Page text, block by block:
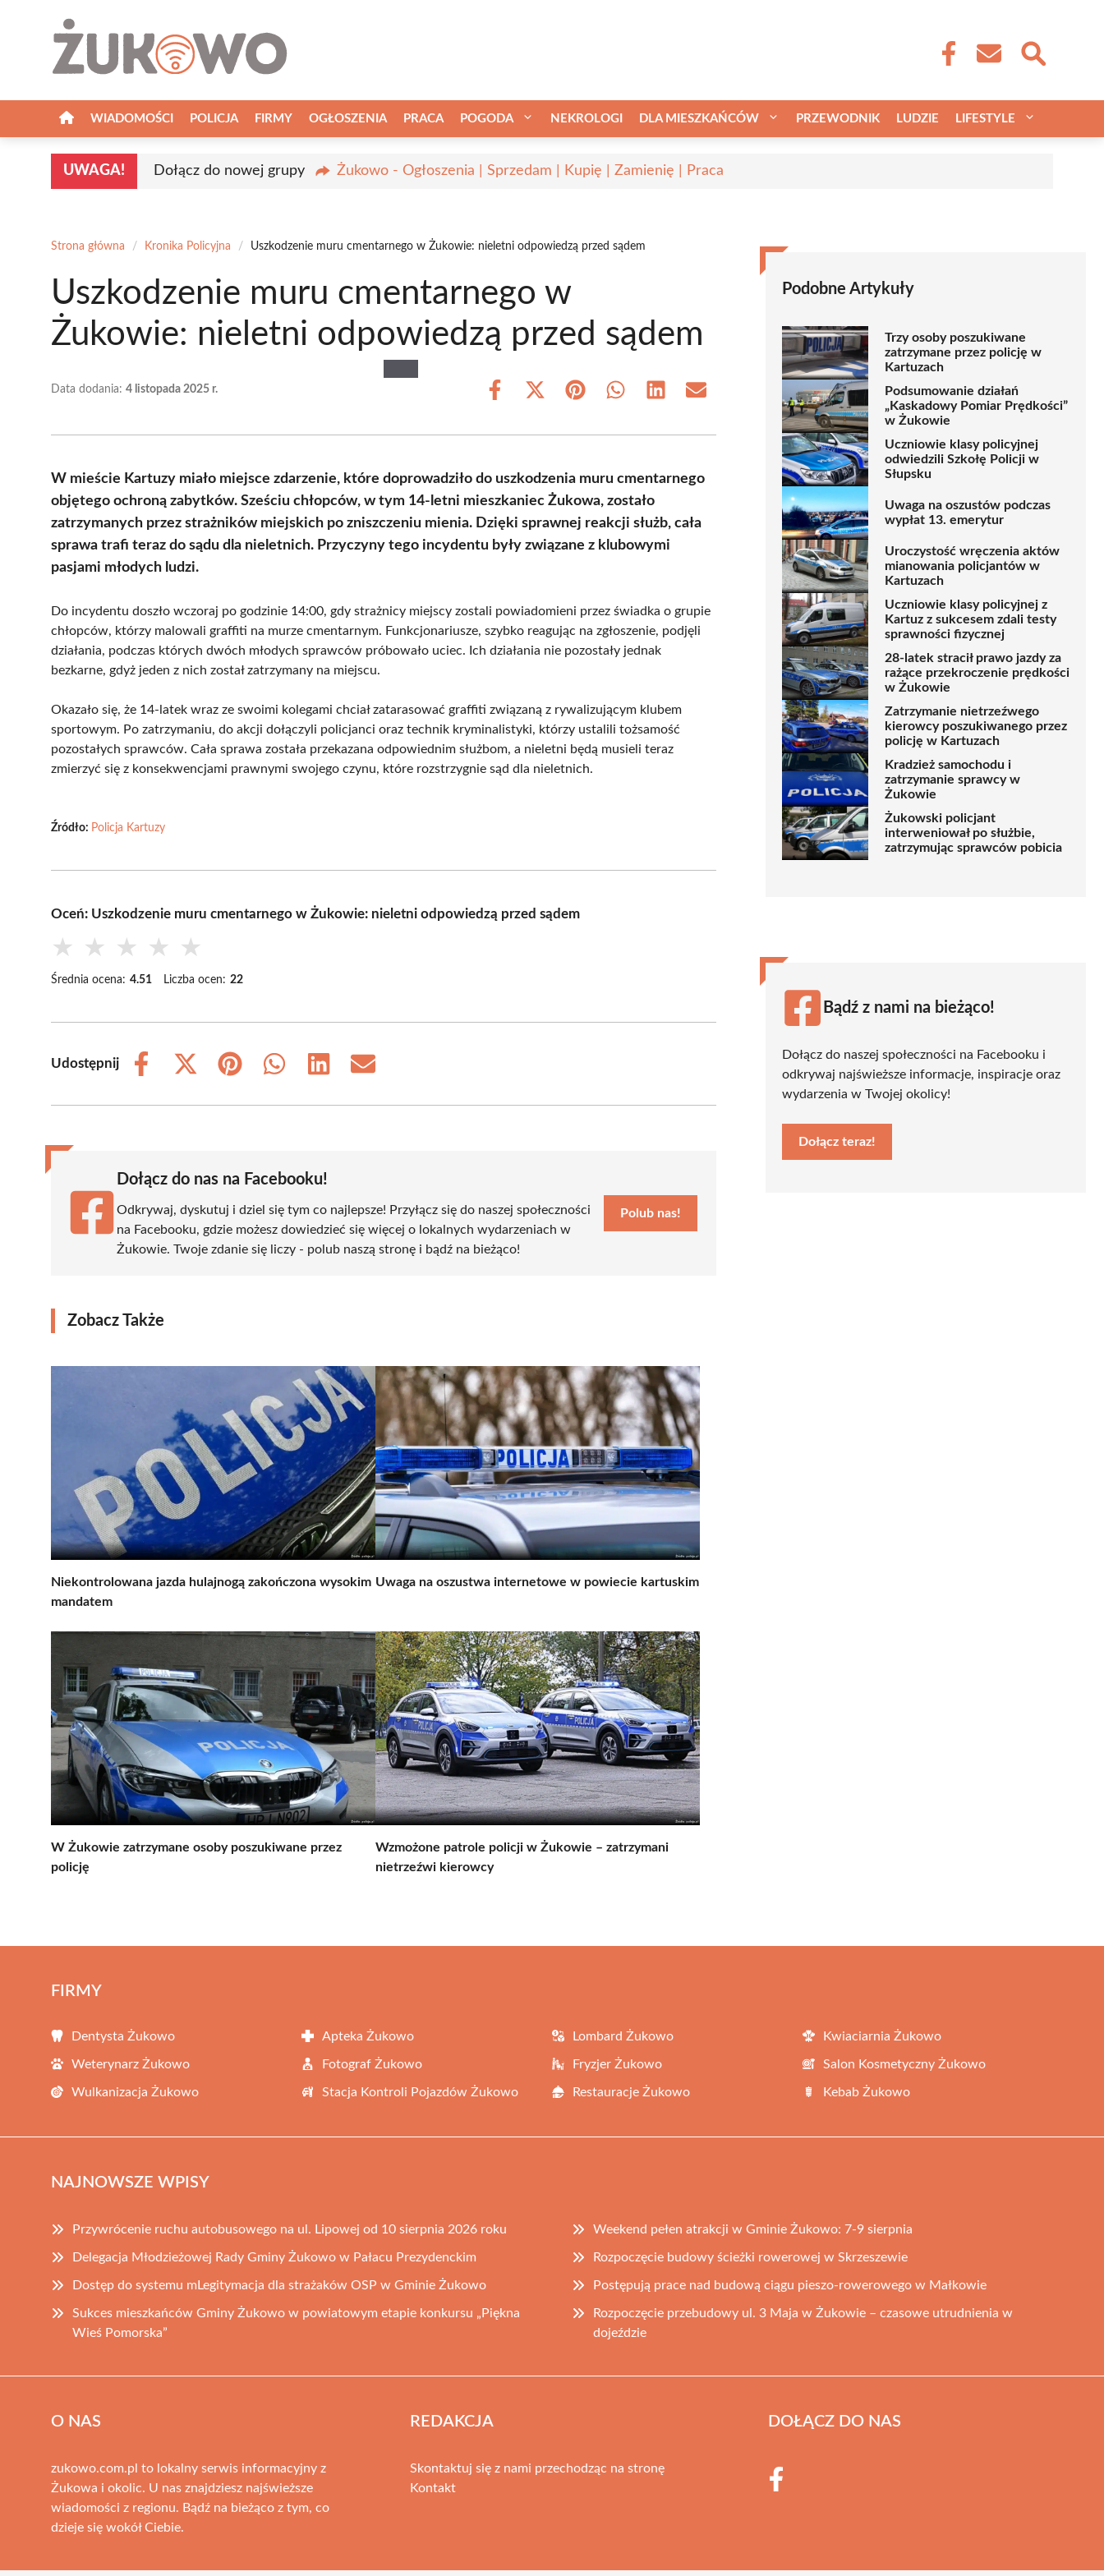
WIADOMOŚCI POLICJA FIRMY OGŁOSZENIA PRACA POGODA NEKROLOGI DLA MIESZKAŃCÓW PRZEWODNIK LUDZIE LIFESTYLE
UWAGA! Dołącz do nowej grupy Żukowo - Ogłoszenia | Sprzedam | Kupię | Zamienię | Praca
Strona główna / Kronika Policyjna / Uszkodzenie muru cmentarnego w Żukowie: nieletni odpowiedzą przed sądem
Uszkodzenie muru cmentarnego w
Żukowie: nieletni odpowiedzą przed sądem
Data dodania: 4 listopada 2025 r.
Share
Share
(Twitter)
Share Share Share Share
W mieście Kartuzy miało miejsce zdarzenie, które doprowadziło do uszkodzenia muru cmentarnego
objętego ochroną zabytków. Sześciu chłopców, w tym 14-letni mieszkaniec Żukowa, zostało
zatrzymanych przez strażników miejskich po zniszczeniu mienia. Dzięki sprawnej reakcji służb, cała
sprawa trafi teraz do sądu dla nieletnich. Przyczyny tego incydentu były związane z klubowymi
pasjami młodych ludzi.
Do incydentu doszło wczoraj po godzinie 14:00, gdy strażnicy miejscy zostali powiadomieni przez świadka o grupie
chłopców, którzy malowali graffiti na murze cmentarnym. Funkcjonariusze, szybko reagując na zgłoszenie, podjęli
działania, podczas których dwóch młodych sprawców próbowało uciec. Ich działania nie pozostały jednak
bezkarne, gdyż jeden z nich został zatrzymany na miejscu.
Okazało się, że 14-latek wraz ze swoimi kolegami chciał zatarasować graffiti związaną z rywalizującym klubem
sportowym. Po zatrzymaniu, do akcji dołączyli policjanci oraz technik kryminalistyki, którzy ustalili tożsamość
pozostałych sprawców. Cała sprawa została przekazana odpowiednim służbom, a nieletni będą musieli teraz
zmierzyć się z konsekwencjami prawnymi swojego czynu, które rozstrzygnie sąd dla nieletnich.
Źródło: Policja Kartuzy
Oceń: Uszkodzenie muru cmentarnego w Żukowie: nieletni odpowiedzą przed sądem
★ ★ ★ ★ ★
Średnia ocena: 4.51 Liczba ocen: 22
Udostępnij
Share
Share
(Twitter)
Share
Share
Share
Share
Dołącz do nas na Facebooku!
Odkrywaj, dyskutuj i dziel się tym co najlepsze! Przyłącz się do naszej społeczności
na Facebooku, gdzie możesz dowiedzieć się więcej o lokalnych wydarzeniach w
Żukowie. Twoje zdanie się liczy - polub naszą stronę i bądź na bieżąco!
Polub nas!
Zobacz Także
Niekontrolowana jazda hulajnogą zakończona wysokim
mandatem
Uwaga na oszustwa internetowe w powiecie kartuskim
W Żukowie zatrzymane osoby poszukiwane przez
policję
Wzmożone patrole policji w Żukowie – zatrzymani
nietrzeźwi kierowcy
Podobne Artykuły
Trzy osoby poszukiwane
zatrzymane przez policję w
Kartuzach
Podsumowanie działań
„Kaskadowy Pomiar Prędkości”
w Żukowie
Uczniowie klasy policyjnej
odwiedzili Szkołę Policji w
Słupsku
Uwaga na oszustów podczas
wypłat 13. emerytur
Uroczystość wręczenia aktów
mianowania policjantów w
Kartuzach
Uczniowie klasy policyjnej z
Kartuz z sukcesem zdali testy
sprawności fizycznej
28-latek stracił prawo jazdy za
rażące przekroczenie prędkości
w Żukowie
Zatrzymanie nietrzeźwego
kierowcy poszukiwanego przez
policję w Kartuzach
Kradzież samochodu i
zatrzymanie sprawcy w
Żukowie
Żukowski policjant
interweniował po służbie,
zatrzymując sprawców pobicia
Bądź z nami na bieżąco!
Dołącz do naszej społeczności na Facebooku i
odkrywaj najświeższe informacje, inspiracje oraz
wydarzenia w Twojej okolicy!
Dołącz teraz!
FIRMY
Dentysta Żukowo Apteka Żukowo Lombard Żukowo Kwiaciarnia Żukowo
Weterynarz Żukowo Fotograf Żukowo Fryzjer Żukowo Salon Kosmetyczny Żukowo
Wulkanizacja Żukowo Stacja Kontroli Pojazdów Żukowo Restauracje Żukowo Kebab Żukowo
NAJNOWSZE WPISY
Przywrócenie ruchu autobusowego na ul. Lipowej od 10 sierpnia 2026 roku Weekend pełen atrakcji w Gminie Żukowo: 7-9 sierpnia
Delegacja Młodzieżowej Rady Gminy Żukowo w Pałacu Prezydenckim Rozpoczęcie budowy ścieżki rowerowej w Skrzeszewie
Dostęp do systemu mLegitymacja dla strażaków OSP w Gminie Żukowo Postępują prace nad budową ciągu pieszo-rowerowego w Małkowie
Sukces mieszkańców Gminy Żukowo w powiatowym etapie konkursu „Piękna
Wieś Pomorska”
Rozpoczęcie przebudowy ul. 3 Maja w Żukowie – czasowe utrudnienia w
dojeździe
O NAS
zukowo.com.pl to lokalny serwis informacyjny z
Żukowa i okolic. U nas znajdziesz najświeższe
wiadomości z regionu. Bądź na bieżąco z tym, co
dzieje się wokół Ciebie.
REDAKCJA
Skontaktuj się z nami przechodząc na stronę
Kontakt
DOŁĄCZ DO NAS